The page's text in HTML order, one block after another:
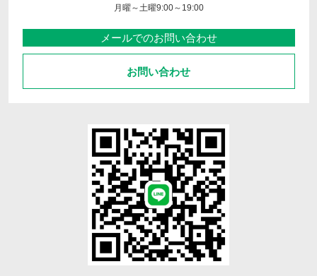
月曜～土曜9:00～19:00
メールでのお問い合わせ
お問い合わせ